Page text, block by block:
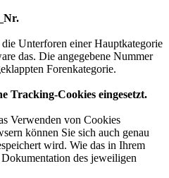
Unterforen einer Hauptkategorie
das. Die angegebene Nummer
Forenkategorie.
Tracking-Cookies eingesetzt.
Verwenden von Cookies
können Sie sich auch genau
wird. Wie das in Ihrem
des jeweiligen